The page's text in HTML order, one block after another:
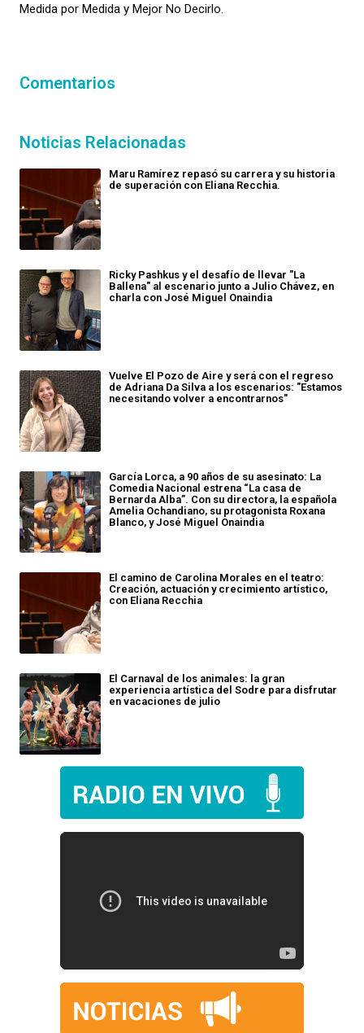
Medida por Medida y Mejor No Decirlo.
Comentarios
Noticias Relacionadas
Maru Ramírez repasó su carrera y su historia
de superación con Eliana Recchia.
Ricky Pashkus y el desafío de llevar "La
Ballena" al escenario junto a Julio Chávez, en
charla con José Miguel Onaindia
Vuelve El Pozo de Aire y será con el regreso
de Adriana Da Silva a los escenarios: "Estamos
necesitando volver a encontrarnos"
García Lorca, a 90 años de su asesinato: La
Comedia Nacional estrena “La casa de
Bernarda Alba”. Con su directora, la española
Amelia Ochandiano, su protagonista Roxana
Blanco, y José Miguel Onaindia
El camino de Carolina Morales en el teatro:
Creación, actuación y crecimiento artístico,
con Eliana Recchia
El Carnaval de los animales: la gran
experiencia artística del Sodre para disfrutar
en vacaciones de julio